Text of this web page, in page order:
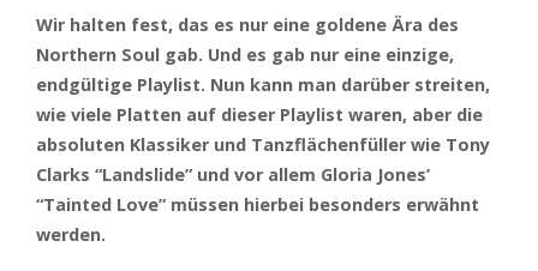
Wir halten fest, das es nur eine goldene Ära des
Northern Soul gab. Und es gab nur eine einzige,
endgültige Playlist. Nun kann man darüber streiten,
wie viele Platten auf dieser Playlist waren, aber die
absoluten Klassiker und Tanzflächenfüller wie Tony
Clarks “Landslide” und vor allem Gloria Jones’
“Tainted Love” müssen hierbei besonders erwähnt
werden.